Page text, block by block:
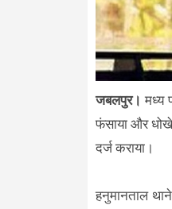
जबलपुर। मध्य
फंसाया और
दर्ज कराया।
हनुमानताल